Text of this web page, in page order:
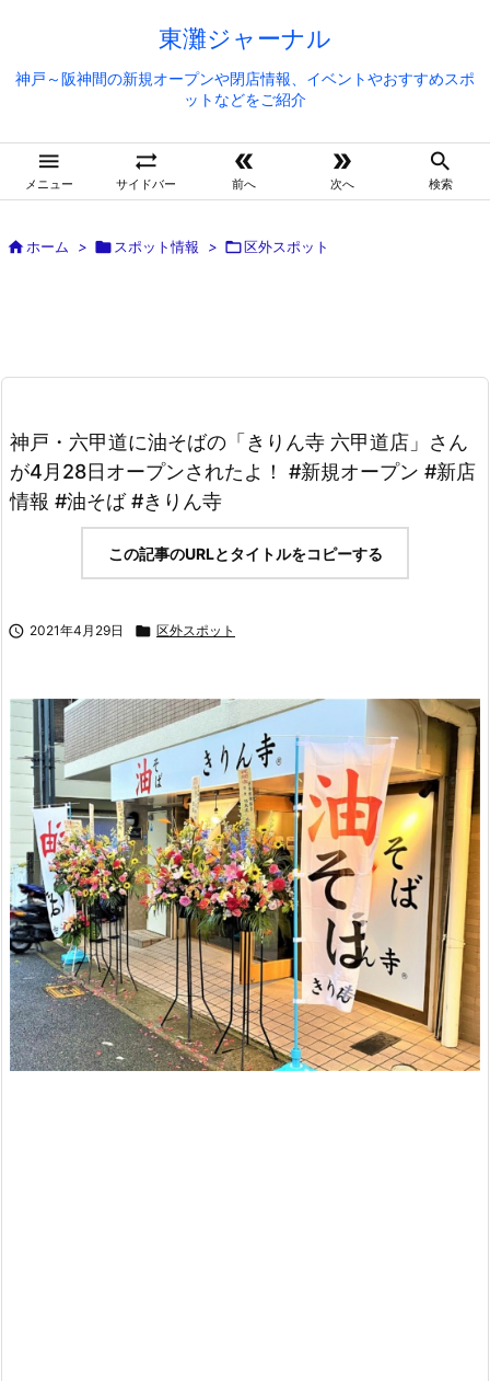
東灘ジャーナル
神戸～阪神間の新規オープンや閉店情報、イベントやおすすめスポ
ットなどをご紹介

メニュー

サイドバー

前へ

次へ

検索
ホーム >  スポット情報 > 区外スポット
神戸・六甲道に油そばの「きりん寺 六甲道店」さん
が4月28日オープンされたよ！ #新規オープン #新店
情報 #油そば #きりん寺
この記事のURLとタイトルをコピーする
 2021年4月29日  区外スポット